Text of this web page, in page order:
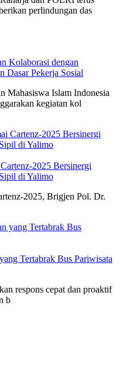
perlindungan das
Kolaborasi dengan
Dasar Pekerja Sosial
Mahasiswa Islam Indonesia
kegiatan kol
2025 Bersinergi
di Yalimo
2025, Brigjen Pol. Dr.
Tertabrak Bus Pariwisata
respons cepat dan proaktif
b